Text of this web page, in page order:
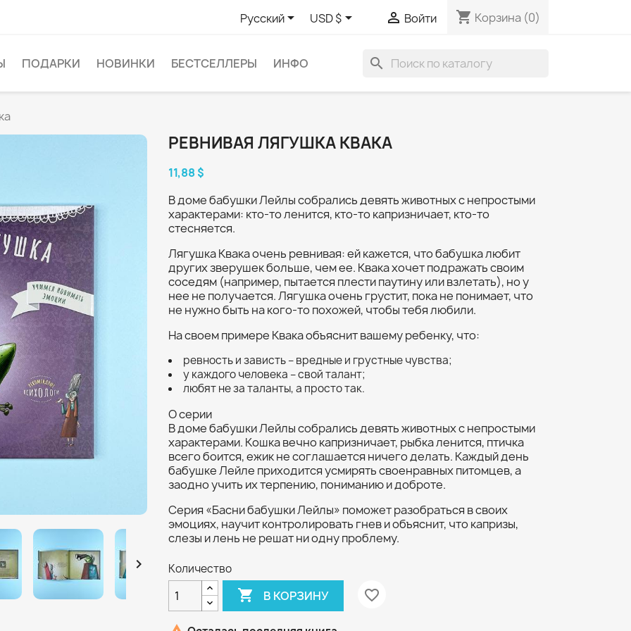
Русский USD $  Войти shopping_cart Корзина (0)
ПОДАРКИ НОВИНКИ БЕСТСЕЛЛЕРЫ ИНФО search

РЕВНИВАЯ ЛЯГУШКА КВАКА
11,88 $
В доме бабушки Лейлы собрались девять животных с непростыми
характерами: кто-то ленится, кто-то капризничает, кто-то
стесняется.
Лягушка Квака очень ревнивая: ей кажется, что бабушка любит
других зверушек больше, чем ее. Квака хочет подражать своим
соседям (например, пытается плести паутину или взлетать), но у
нее не получается. Лягушка очень грустит, пока не понимает, что
не нужно быть на кого-то похожей, чтобы тебя любили.
На своем примере Квака объяснит вашему ребенку, что:
ревность и зависть – вредные и грустные чувства;
у каждого человека – свой талант;
любят не за таланты, а просто так.
О серии
В доме бабушки Лейлы собрались девять животных с непростыми
характерами. Кошка вечно капризничает, рыбка ленится, птичка
всего боится, ежик не соглашается ничего делать. Каждый день
бабушке Лейле приходится усмирять своенравных питомцев, а
заодно учить их терпению, пониманию и доброте.
Серия «Басни бабушки Лейлы» поможет разобраться в своих
эмоциях, научит контролировать гнев и объяснит, что капризы,
слезы и лень не решат ни одну проблему.
Количество
 В КОРЗИНУ favorite_border